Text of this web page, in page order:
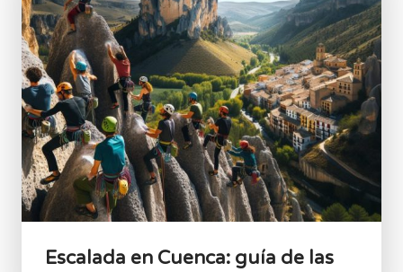
Escalada en Cuenca: guía de las